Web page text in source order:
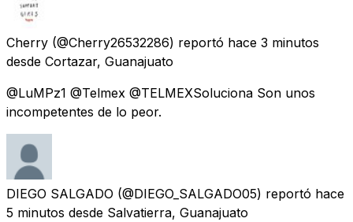
Cherry (@Cherry26532286) reportó hace 3 minutos
desde Cortazar, Guanajuato
@LuMPz1 @Telmex @TELMEXSoluciona Son unos
incompetentes de lo peor.
DIEGO SALGADO (@DIEGO_SALGADO05) reportó hace
5 minutos desde Salvatierra, Guanajuato